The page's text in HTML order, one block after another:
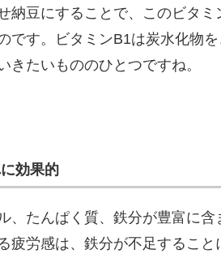
納豆にすることで、このビタミ
です。ビタミンB1は炭水化物
たいもののひとつですね。
効果的
たんぱく質、鉄分が豊富に含
疲労感は、鉄分が不足するこ